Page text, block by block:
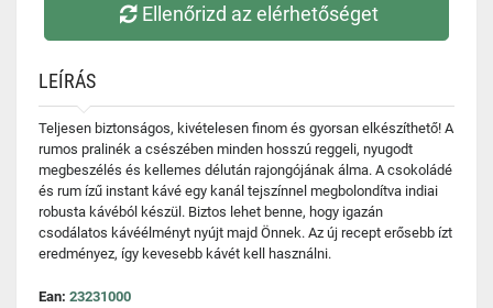
Ellenőrizd az elérhetőséget
LEÍRÁS
Teljesen biztonságos, kivételesen finom és gyorsan elkészíthető! A
rumos pralinék a csészében minden hosszú reggeli, nyugodt
megbeszélés és kellemes délután rajongójának álma. A csokoládé
és rum ízű instant kávé egy kanál tejszínnel megbolondítva indiai
robusta kávéból készül. Biztos lehet benne, hogy igazán
csodálatos kávéélményt nyújt majd Önnek. Az új recept erősebb ízt
eredményez, így kevesebb kávét kell használni.
Ean: 23231000